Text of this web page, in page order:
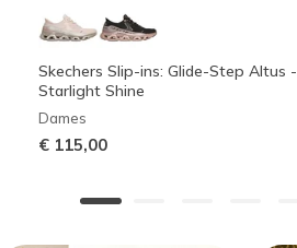
Skechers Slip-ins: Glide-Step Altus -
Starlight Shine
Dames
€ 115,00